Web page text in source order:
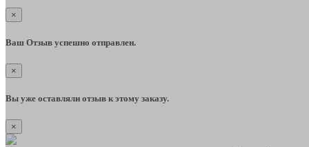
×
Ваш Отзыв успешно отправлен.
×
Вы уже оставляли отзыв к этому заказу.
×